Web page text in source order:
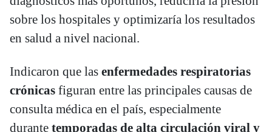
sobre los hospitales y optimizaría los resultados
en salud a nivel nacional.
Indicaron que las enfermedades respiratorias
crónicas figuran entre las principales causas de
consulta médica en el país, especialmente
durante temporadas de alta circulación viral y